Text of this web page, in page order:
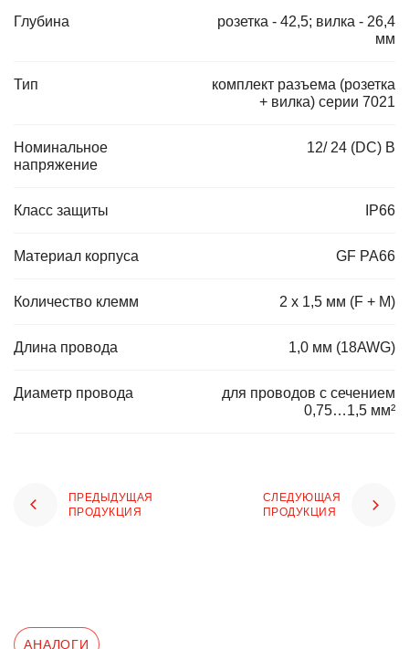
Глубина
розетка - 42,5; вилка - 26,4
мм
Тип
комплект разъема (розетка
+ вилка) серии 7021
Номинальное
напряжение
12/ 24 (DC) В
Класс защиты IP66
Материал корпуса GF PA66
Количество клемм 2 x 1,5 мм (F + M)
Длина провода 1,0 мм (18AWG)
Диаметр провода
для проводов с сечением
0,75…1,5 мм²
ПРЕДЫДУЩАЯ
ПРОДУКЦИЯ
СЛЕДУЮЩАЯ
ПРОДУКЦИЯ
АНАЛОГИ